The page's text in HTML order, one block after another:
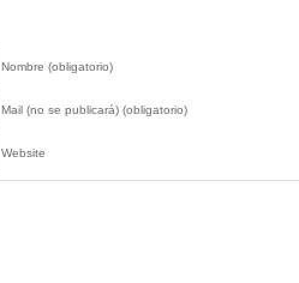
Nombre (obligatorio)
Mail (no se publicará) (obligatorio)
Website